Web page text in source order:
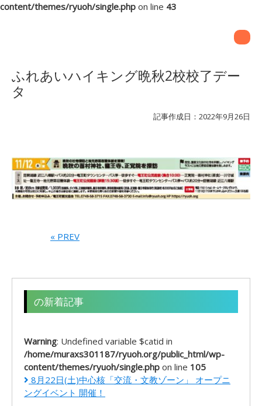
content/themes/ryuoh/single.php on line 43
ふれあいハイキング晩秋2校校了デー
タ
記事作成日：2022年9月26日
« PREV
の新着記事
Warning: Undefined variable $catid in
/home/muraxs301187/ryuoh.org/public_html/wp-
content/themes/ryuoh/single.php on line 105
8月22日(土)中心核「交流・文教ゾーン」 オープニ
ングイベント 開催！